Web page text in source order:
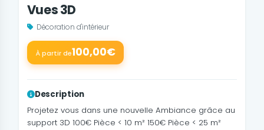
Vues 3D
Décoration d'intérieur
À partir de100,00€
Description
Projetez vous dans une nouvelle Ambiance grâce au
support 3D 100€ Pièce < 10 m² 150€ Pièce < 25 m²